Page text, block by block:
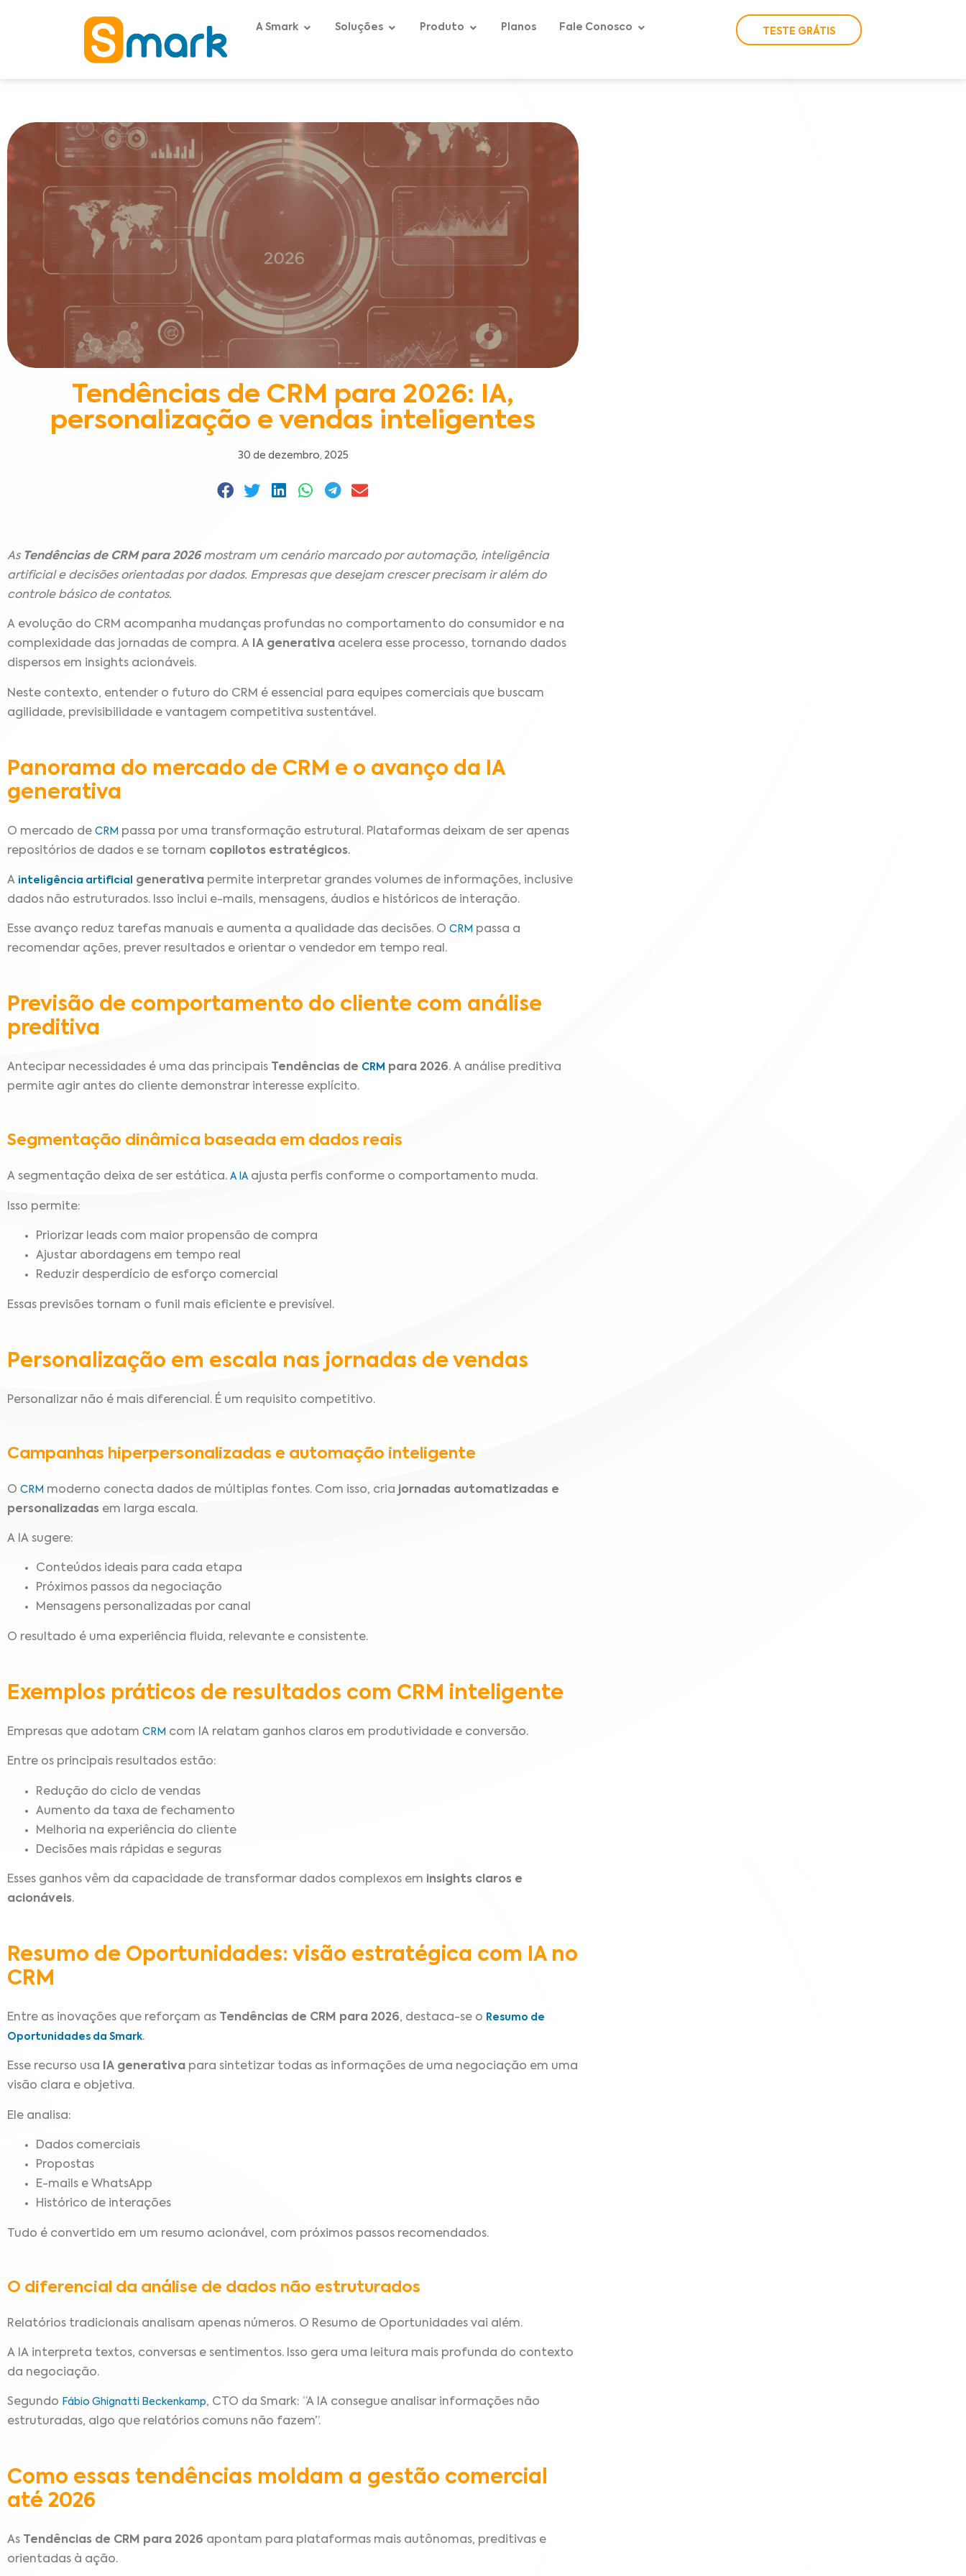
A Smark Soluções Produto Planos Fale Conosco TESTE GRÁTIS
Tendências de CRM para 2026: IA,
personalização e vendas inteligentes
30 de dezembro, 2025
As Tendências de CRM para 2026mostram um cenário marcado por automação, inteligência
artificial e decisões orientadas por dados. Empresas que desejam crescer precisam ir além do
controle básico de contatos.
A evolução do CRM acompanha mudanças profundas no comportamento do consumidor e na
complexidade das jornadas de compra. A IA generativa acelera esse processo, tornando dados
dispersos em insights acionáveis.
Neste contexto, entender o futuro do CRM é essencial para equipes comerciais que buscam
agilidade, previsibilidade e vantagem competitiva sustentável.
Panorama do mercado de CRM e o avanço da IA
generativa
O mercado de CRM passa por uma transformação estrutural. Plataformas deixam de ser apenas
repositórios de dados e se tornam copilotos estratégicos.
A inteligência artificial generativa permite interpretar grandes volumes de informações, inclusive
dados não estruturados. Isso inclui e-mails, mensagens, áudios e históricos de interação.
Esse avanço reduz tarefas manuais e aumenta a qualidade das decisões. O CRM passa a
recomendar ações, prever resultados e orientar o vendedor em tempo real.
Previsão de comportamento do cliente com análise
preditiva
Antecipar necessidades é uma das principais Tendências de CRM para 2026. A análise preditiva
permite agir antes do cliente demonstrar interesse explícito.
Segmentação dinâmica baseada em dados reais
A segmentação deixa de ser estática. A IAajusta perfis conforme o comportamento muda.
Isso permite:
Priorizar leads com maior propensão de compra
Ajustar abordagens em tempo real
Reduzir desperdício de esforço comercial
Essas previsões tornam o funil mais eficiente e previsível.
Personalização em escala nas jornadas de vendas
Personalizar não é mais diferencial. É um requisito competitivo.
Campanhas hiperpersonalizadas e automação inteligente
O CRM moderno conecta dados de múltiplas fontes. Com isso, cria jornadas automatizadas e
personalizadas em larga escala.
A IA sugere:
Conteúdos ideais para cada etapa
Próximos passos da negociação
Mensagens personalizadas por canal
O resultado é uma experiência fluida, relevante e consistente.
Exemplos práticos de resultados com CRM inteligente
Empresas que adotam CRM com IA relatam ganhos claros em produtividade e conversão.
Entre os principais resultados estão:
Redução do ciclo de vendas
Aumento da taxa de fechamento
Melhoria na experiência do cliente
Decisões mais rápidas e seguras
Esses ganhos vêm da capacidade de transformar dados complexos em insights claros e
acionáveis.
Resumo de Oportunidades: visão estratégica com IA no
CRM
Entre as inovações que reforçam as Tendências de CRM para 2026, destaca-se o Resumo de
Oportunidades da Smark.
Esse recurso usa IA generativa para sintetizar todas as informações de uma negociação em uma
visão clara e objetiva.
Ele analisa:
Dados comerciais
Propostas
E-mails e WhatsApp
Histórico de interações
Tudo é convertido em um resumo acionável, com próximos passos recomendados.
O diferencial da análise de dados não estruturados
Relatórios tradicionais analisam apenas números. O Resumo de Oportunidades vai além.
A IA interpreta textos, conversas e sentimentos. Isso gera uma leitura mais profunda do contexto
da negociação.
Segundo Fábio Ghignatti Beckenkamp, CTO da Smark: “A IA consegue analisar informações não
estruturadas, algo que relatórios comuns não fazem”.
Como essas tendências moldam a gestão comercial
até 2026
As Tendências de CRM para 2026 apontam para plataformas mais autônomas, preditivas e
orientadas à ação.